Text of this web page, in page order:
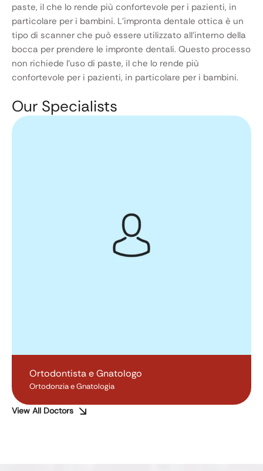
paste, il che lo rende più confortevole per i pazienti, in
particolare per i bambini. L’impronta dentale ottica è un
tipo di scanner che può essere utilizzato all’interno della
bocca per prendere le impronte dentali. Questo processo
non richiede l’uso di paste, il che lo rende più
confortevole per i pazienti, in particolare per i bambini.
Our Specialists
Ortodontista e Gnatologo
Ortodonzia e Gnatologia
View All Doctors